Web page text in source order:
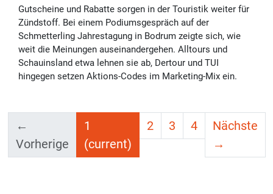
Gutscheine und Rabatte sorgen in der Touristik weiter für
Zündstoff. Bei einem Podiumsgespräch auf der
Schmetterling Jahrestagung in Bodrum zeigte sich, wie
weit die Meinungen auseinandergehen. Alltours und
Schauinsland etwa lehnen sie ab, Dertour und TUI
hingegen setzen Aktions-Codes im Marketing-Mix ein.
←
Vorherige
1
(current)
2 3 4
Nächste
→